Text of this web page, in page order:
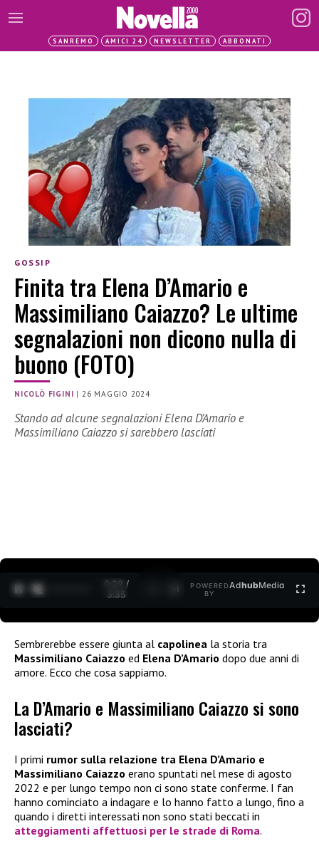
SANREMO AMICI 24 NEWSLETTER ABBONATI
GOSSIP
Finita tra Elena D’Amario e
Massimiliano Caiazzo? Le ultime
segnalazioni non dicono nulla di
buono (FOTO)
NICOLÒ FIGINI | 26 MAGGIO 2024
Stando ad alcune segnalazioni Elena D’Amario e
Massimiliano Caiazzo si sarebbero lasciati
0:30 /
3:35
POWERED
BY
AdhubMedia
Sembrerebbe essere giunta al capolinea la storia tra
Massimiliano Caiazzo ed Elena D’Amario dopo due anni di
amore. Ecco che cosa sappiamo.
La D’Amario e Massimiliano Caiazzo si sono
lasciati?
I primi rumor sulla relazione tra Elena D’Amario e
Massimiliano Caiazzo erano spuntati nel mese di agosto
2022 e per lungo tempo non ci sono state conferme. I fan
hanno cominciato a indagare e lo hanno fatto a lungo, fino a
quando i diretti interessati non sono stati beccati in
atteggiamenti affettuosi per le strade di Roma.